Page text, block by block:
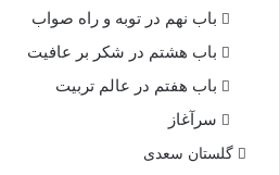
باب نهم در توبه و راه صواب
باب هشتم در شکر بر عافیت
باب هفتم در عالم تربیت
سرآغاز
گلستان سعدی